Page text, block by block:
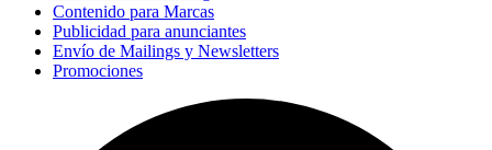
Contenido para Marcas
Publicidad para anunciantes
Envío de Mailings y Newsletters
Promociones